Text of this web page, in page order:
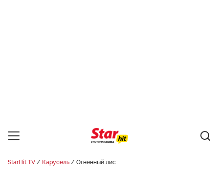
StarHit TV Карусель Огненный лис